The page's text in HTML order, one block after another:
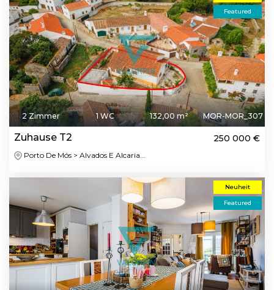
Featured
2 Zimmer 1 WC 132,00 m² MOR-MOR_307
Zuhause T2 250 000 €
Porto De Mós > Alvados E Alcaria...
Neuheit
Featured